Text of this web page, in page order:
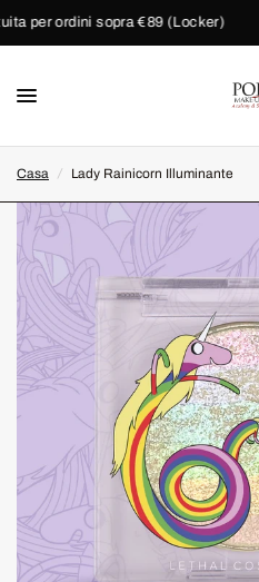
per ordini sopra €89 (Locker)
Casa / Lady Rainicorn Illuminante